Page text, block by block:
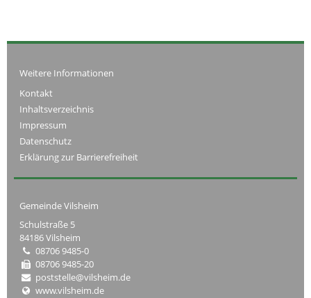
Weitere Informationen
Kontakt
Inhaltsverzeichnis
Impressum
Datenschutz
Erklärung zur Barrierefreiheit
Gemeinde Vilsheim
Schulstraße 5
84186 Vilsheim
08706 9485-0
08706 9485-20
poststelle@vilsheim.de
www.vilsheim.de